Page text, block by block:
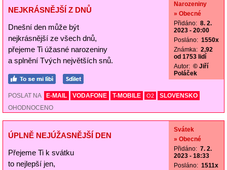
NEJKRÁSNĚJŠÍ Z DNŮ
Dnešní den může být
nejkrásnější ze všech dnů,
přejeme Ti úžasné narozeniny
a splnění Tvých největších snů.
Narozeniny
» Obecné
Přidáno: 8. 2.
2023 - 20:00
Posláno: 1550x
Známka: 2,92
od 1753 lidí
Autor: © Jiří
Poláček
POSLAT NA E-MAIL VODAFONE T-MOBILE O2
SLOVENSKO
OHODNOCENO
ÚPLNĚ NEJÚŽASNĚJŠÍ DEN
Přejeme Ti k svátku
to nejlepší jen,
Svátek
» Obecné
Přidáno: 7. 2.
2023 - 18:33
Posláno: 1511x